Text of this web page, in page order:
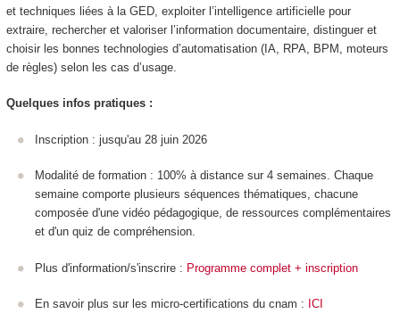
et techniques liées à la GED, exploiter l’intelligence artificielle pour
extraire, rechercher et valoriser l’information documentaire, distinguer et
choisir les bonnes technologies d’automatisation (IA, RPA, BPM, moteurs
de règles) selon les cas d’usage.
Quelques infos pratiques :
Inscription : jusqu'au 28 juin 2026
Modalité de formation : 100% à distance sur 4 semaines. Chaque
semaine comporte plusieurs séquences thématiques, chacune
composée d'une vidéo pédagogique, de ressources complémentaires
et d'un quiz de compréhension.
Plus d'information/s'inscrire : Programme complet + inscription
En savoir plus sur les micro-certifications du cnam : ICI